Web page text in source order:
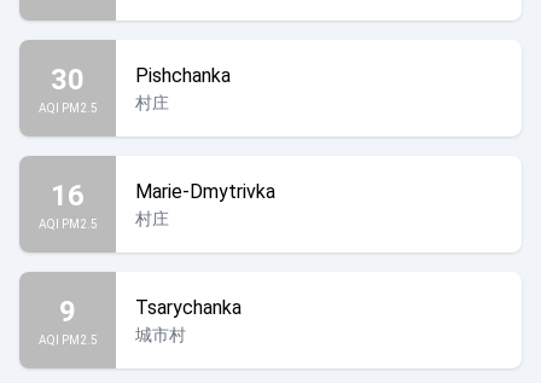
30
AQI PM2.5
Pishchanka
村庄
16
AQI PM2.5
Marie-Dmytrivka
村庄
9
AQI PM2.5
Tsarychanka
城市村